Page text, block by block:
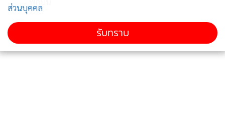
ข่าวอื่นในหมวด
ส่วนบุคคล
รับทราบ